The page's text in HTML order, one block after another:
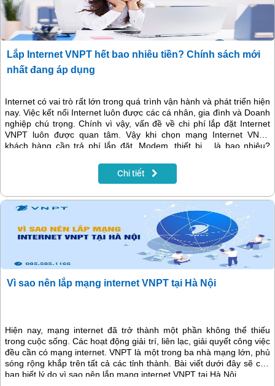
Lắp Internet VNPT hết bao nhiêu tiền? Chính sách mới
nhất đang áp dụng
Internet có vai trò rất lớn trong quá trình vận hành và phát triển hiện
nay. Việc kết nối Internet luôn được các cá nhân, gia đình và Doanh
nghiệp chú trọng. Chính vì vậy, vấn đề về chi phí lắp đặt Internet
VNPT luôn được quan tâm. Vậy khi chọn mạng Internet VNPT
khách hàng cần trả phí lắp đặt, Modem, thiết bị… là bao nhiêu?
Chi tiết
Vì sao nên lắp mạng internet VNPT tại Hà Nội
Hiện nay, mạng internet đã trở thành một phần không thể thiếu
trong cuộc sống. Các hoạt động giải trí, liên lạc, giải quyết công việc
đều cần có mạng internet. VNPT là một trong ba nhà mạng lớn, phủ
sóng rộng khắp trên tất cả các tỉnh thành. Bài viết dưới đây sẽ cho
bạn biết lý do vì sao nên lắp mạng internet VNPT tại Hà Nội.